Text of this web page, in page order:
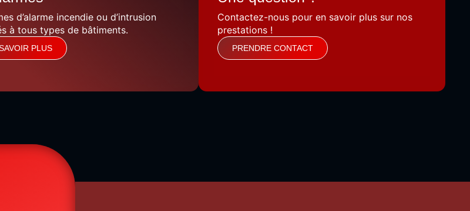
d’alarme incendie ou d’intrusion
à tous types de bâtiments.
PLUS
Contactez-nous pour en savoir plus sur nos
prestations !
PRENDRE CONTACT